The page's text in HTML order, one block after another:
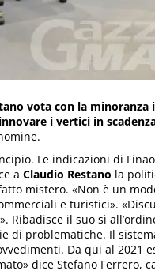
vota con la minoranza
i vertici in
Le indicazioni di
a Claudio Restano la
mistero. «Non è un
e turistici».
Ribadisce il suo sì
di problematiche. Il
Da qui al 2021
dice Stefano Ferrero,